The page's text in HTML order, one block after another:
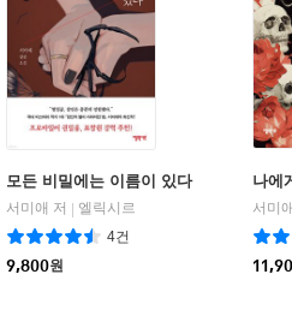
모든 비밀에는 이름이 있다
서미애 저 | 엘릭시르
4건
9,800원
나에
서미